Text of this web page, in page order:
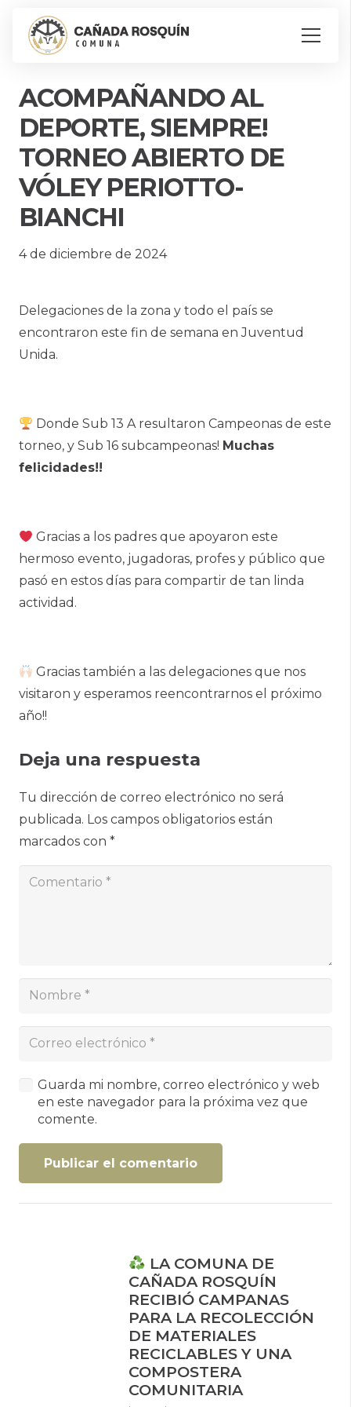
ACOMPAÑANDO AL
DEPORTE, SIEMPRE!
TORNEO ABIERTO DE
VÓLEY PERIOTTO-
BIANCHI
4 de diciembre de 2024
Delegaciones de la zona y todo el país se
encontraron este fin de semana en Juventud
Unida.
Donde Sub 13 A resultaron Campeonas de este
torneo, y Sub 16 subcampeonas! Muchas
felicidades!!
Gracias a los padres que apoyaron este
hermoso evento, jugadoras, profes y público que
pasó en estos días para compartir de tan linda
actividad.
Gracias también a las delegaciones que nos
visitaron y esperamos reencontrarnos el próximo
año!!
Deja una respuesta
Tu dirección de correo electrónico no será
publicada. Los campos obligatorios están
marcados con *
Guarda mi nombre, correo electrónico y web
en este navegador para la próxima vez que
comente.
Publicar el comentario
LA COMUNA DE
CAÑADA ROSQUÍN
RECIBIÓ CAMPANAS
PARA LA RECOLECCIÓN
DE MATERIALES
RECICLABLES Y UNA
COMPOSTERA
COMUNITARIA